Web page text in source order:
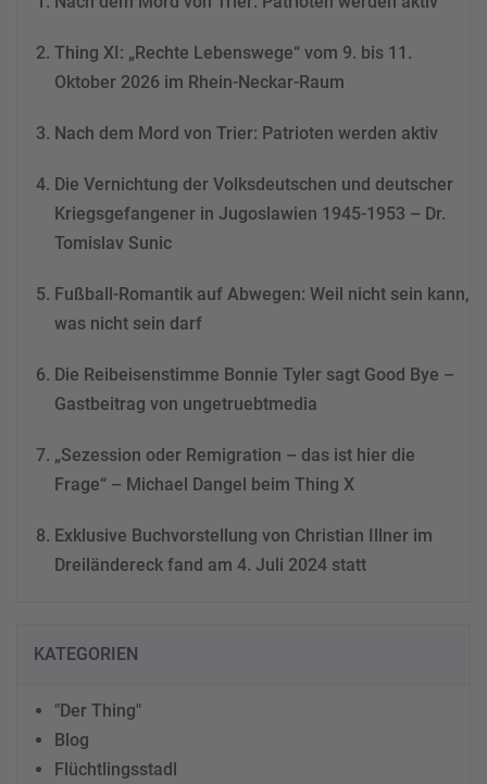
Mehr Informationen
Consent Management
&
Thing XI: „Rechte Lebenswege“ vom 9. bis 11.
Oktober 2026 im Rhein-Neckar-Raum
Nach dem Mord von Trier: Patrioten werden aktiv
Die Vernichtung der Volksdeutschen und deutscher
Kriegsgefangener in Jugoslawien 1945-1953 – Dr.
Tomislav Sunic
Fußball-Romantik auf Abwegen: Weil nicht sein kann,
was nicht sein darf
Die Reibeisenstimme Bonnie Tyler sagt Good Bye –
Gastbeitrag von ungetruebtmedia
„Sezession oder Remigration – das ist hier die
Frage“ – Michael Dangel beim Thing X
Exklusive Buchvorstellung von Christian Illner im
Dreiländereck fand am 4. Juli 2024 statt
KATEGORIEN
"Der Thing"
Blog
Flüchtlingsstadl